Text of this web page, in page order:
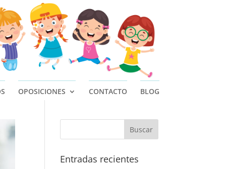
OPOSICIONES CONTACTO BLOG
Entradas recientes